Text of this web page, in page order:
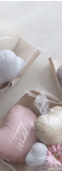
ーンカラーや、リボン
いませ。
及び、海外へのお届けは
ことが出来ません。 ※
ります。
せん。あらかじめご了
などはお電話でご相談く
ります。